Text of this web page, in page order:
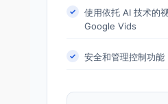
使用依托 AI 技术的
Google Vids
安全和管理控制功能